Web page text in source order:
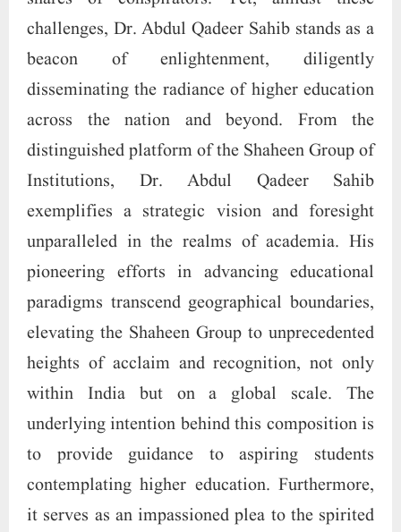
challenges, Dr. Abdul Qadeer Sahib stands as a
beacon of enlightenment, diligently
disseminating the radiance of higher education
across the nation and beyond. From the
distinguished platform of the Shaheen Group of
Institutions, Dr. Abdul Qadeer Sahib
exemplifies a strategic vision and foresight
unparalleled in the realms of academia. His
pioneering efforts in advancing educational
paradigms transcend geographical boundaries,
elevating the Shaheen Group to unprecedented
heights of acclaim and recognition, not only
within India but on a global scale. The
underlying intention behind this composition is
to provide guidance to aspiring students
contemplating higher education. Furthermore,
it serves as an impassioned plea to the spirited